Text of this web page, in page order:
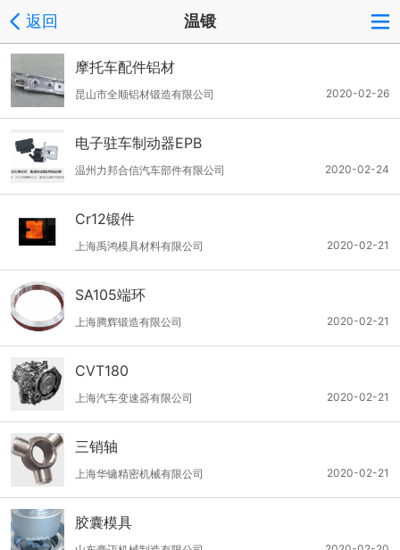
返回 温锻
摩托车配件铝材
2020-02-26
昆山市全顺铝材锻造有限公司
电子驻车制动器EPB
2020-02-24
温州力邦合信汽车部件有限公司
Cr12锻件
2020-02-21
上海禹鸿模具材料有限公司
SA105端环
2020-02-21
上海腾辉锻造有限公司
CVT180
2020-02-21
上海汽车变速器有限公司
三销轴
2020-02-21
上海华镛精密机械有限公司
胶囊模具